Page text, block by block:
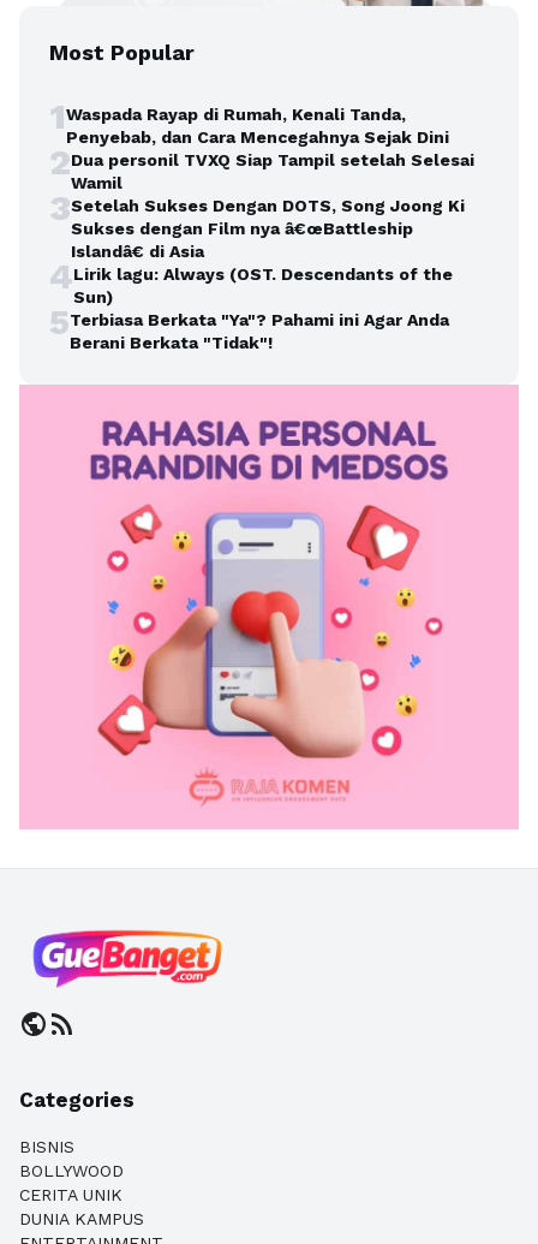
Most Popular
1Waspada Rayap di Rumah, Kenali Tanda,
Penyebab, dan Cara Mencegahnya Sejak Dini
2Dua personil TVXQ Siap Tampil setelah Selesai
Wamil
3Setelah Sukses Dengan DOTS, Song Joong Ki
Sukses dengan Film nya â€œBattleship
Islandâ€ di Asia
4Lirik lagu: Always (OST. Descendants of the
Sun)
5Terbiasa Berkata "Ya"? Pahami ini Agar Anda
Berani Berkata "Tidak"!
publicrss_feed
Categories
BISNIS
BOLLYWOOD
CERITA UNIK
DUNIA KAMPUS